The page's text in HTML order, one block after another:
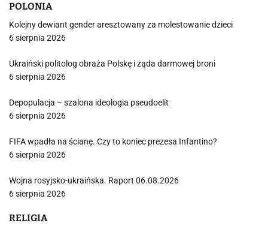
POLONIA
Kolejny dewiant gender aresztowany za molestowanie dzieci
6 sierpnia 2026
Ukraiński politolog obraża Polskę i żąda darmowej broni
6 sierpnia 2026
Depopulacja – szalona ideologia pseudoelit
6 sierpnia 2026
FIFA wpadła na ścianę. Czy to koniec prezesa Infantino?
6 sierpnia 2026
Wojna rosyjsko-ukraińska. Raport 06.08.2026
6 sierpnia 2026
RELIGIA